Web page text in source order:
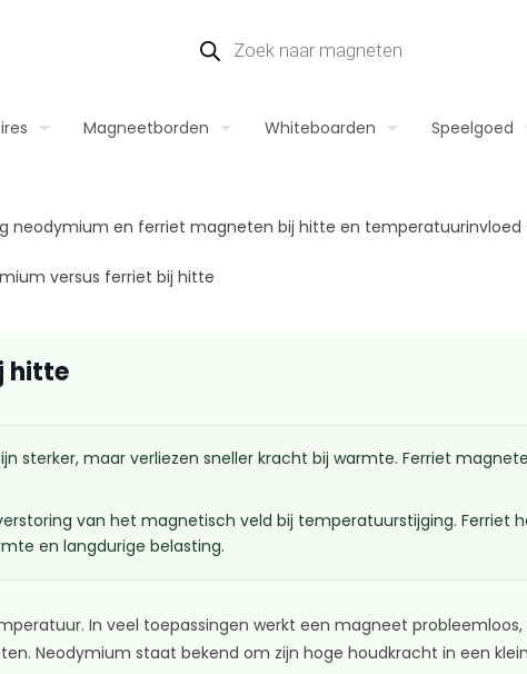
Magneetborden Whiteboarden Speelgoed
versus ferriet bij hitte
hitte
sterker, maar verliezen sneller kracht bij warmte. Ferriet
van het magnetisch veld bij temperatuurstijging. Ferriet
en langdurige belasting.
In veel toepassingen werkt een magneet
Neodymium staat bekend om zijn hoge houdkracht in een